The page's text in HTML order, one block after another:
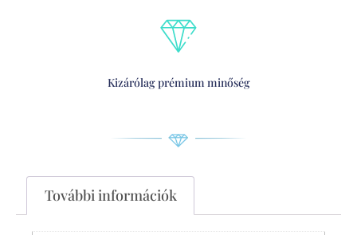
Kizárólag prémium minőség
További információk